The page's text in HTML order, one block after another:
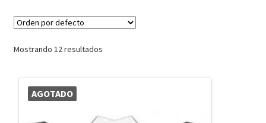
Mostrando 12 resultados
AGOTADO